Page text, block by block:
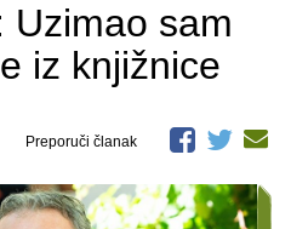
Uzimao sam
iz knjižnice
Preporuči članak